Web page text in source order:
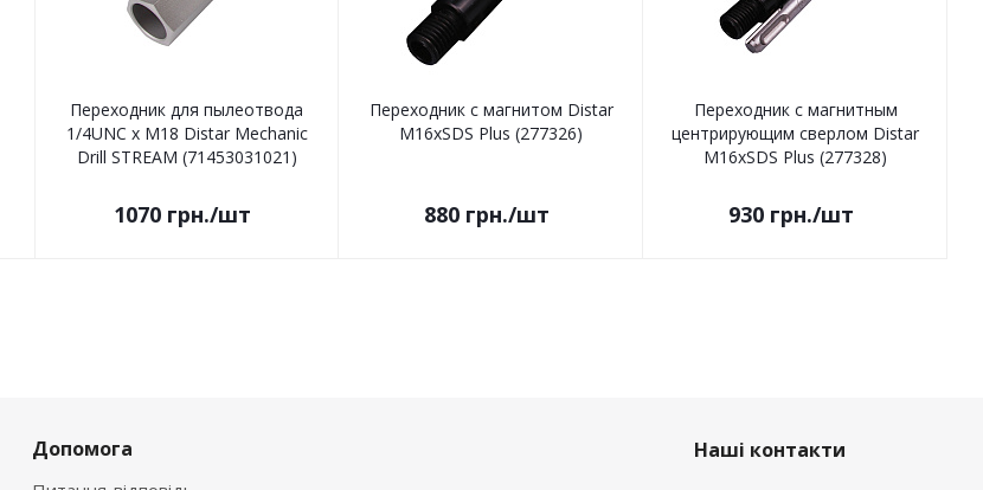
Переходник для пылеотвода
1/4UNC x M18 Distar Mechanic
Drill STREAM (71453031021)
1070 грн./шт
Переходник с магнитом Distar
М16xSDS Plus (277326)
880 грн./шт
Переходник с магнитным
центрирующим сверлом Distar
М16xSDS Plus (277328)
930 грн./шт
Допомога
Наші контакти